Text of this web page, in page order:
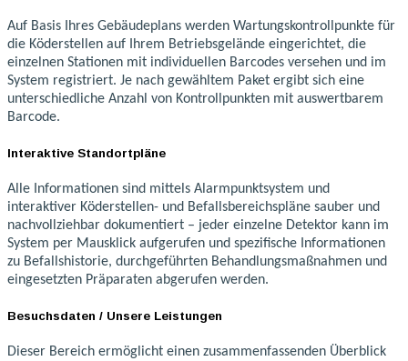
Auf Basis Ihres Gebäudeplans werden Wartungskontrollpunkte für
die Köderstellen auf Ihrem Betriebsgelände eingerichtet, die
einzelnen Stationen mit individuellen Barcodes versehen und im
System registriert. Je nach gewähltem Paket ergibt sich eine
unterschiedliche Anzahl von Kontrollpunkten mit auswertbarem
Barcode.
Interaktive Standortpläne
Alle Informationen sind mittels Alarmpunktsystem und
interaktiver Köderstellen- und Befallsbereichspläne sauber und
nachvollziehbar dokumentiert – jeder einzelne Detektor kann im
System per Mausklick aufgerufen und spezifische Informationen
zu Befallshistorie, durchgeführten Behandlungsmaßnahmen und
eingesetzten Präparaten abgerufen werden.
Besuchsdaten / Unsere Leistungen
Dieser Bereich ermöglicht einen zusammenfassenden Überblick